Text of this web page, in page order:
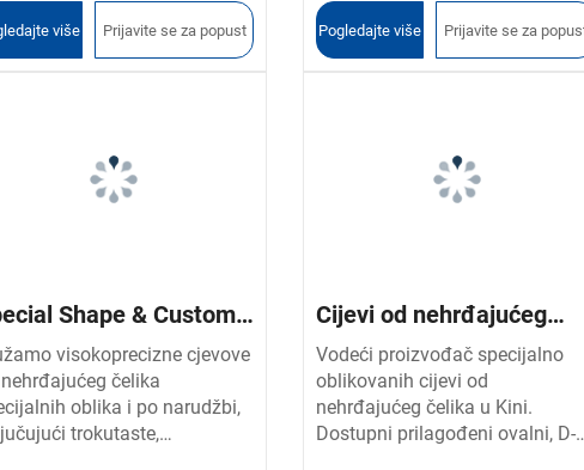
Naši proizvodi nude
čvrstoću, otpornost na
i precizne dimenzije.
više Prijavite se za popust
rezane, otporne na koroziju i
prilagodljive—idealne za
konstrukcijsku, arhitektonsku i
Pogledajte više Prijavite se za
Shape & Custom
visokoprecizne cjevove
čelika
oblika i po narudžbi,
trokutaste,
Cijevi od nehrđajućeg
čelika specijalnog oblika
Vodeći proizvođač specijalno
oblikovanih cijevi od
nehrđajućeg čelika u Kini.
Dostupni prilagođeni ovalni, D-